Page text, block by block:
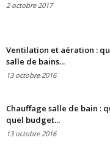
2 octobre 2017
Ventilation et aération :
salle de bains...
13 octobre 2016
Chauffage salle de bain :
quel budget...
13 octobre 2016